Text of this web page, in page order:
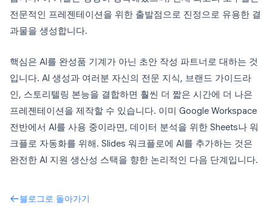
전문적인 프레젠테이션을 위한 출발점으로 진정으로 유용한 결
과물을 생성합니다.
핵심은 AI를 완성품 기계가 아닌 초안 작성 파트너로 대하는 것
입니다. AI 생성과 여러분 자신의 전문 지식, 브랜드 가이드라
인, 스토리텔링 본능을 결합하면 훨씬 더 짧은 시간에 더 나은
프레젠테이션을 제작할 수 있습니다. 이미 Google Workspace
전반에서 AI를 사용 중이라면, 데이터 분석을 위한 Sheets나 워
크플로 자동화를 위해. Slides 워크플로에 AI를 추가하는 것은
완전한 AI 지원 생산성 스택을 향한 논리적인 다음 단계입니다.
블로그로 돌아가기